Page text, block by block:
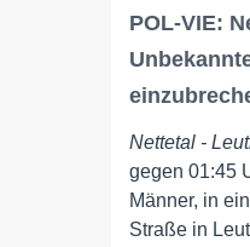
POL-VIE:
Nettetal -
gegen 01:45
Männer, in
Straße in